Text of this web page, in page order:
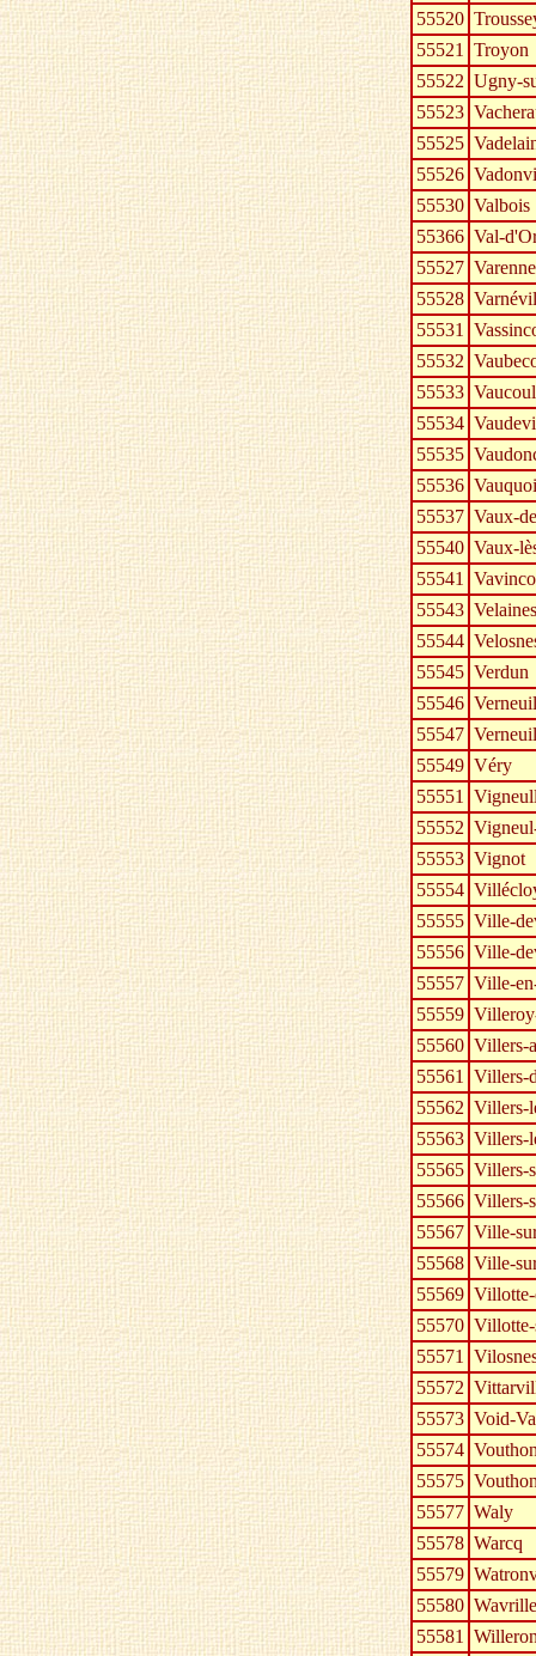
55520
55521 Troyon
55522 Ugny-
55523
55525
55526
55530 Valbois
55366 Val-
55527
55528
55531
55532
55533
55534
55535
55536
55537 Vaux-
55540 Vaux-
55541
55543 Velaines
55544
55545 Verdun
55546
55547
55549 Véry
55551
55552
55553 Vignot
55554
55555 Ville-
55556 Ville-
55557 Ville-
55559
55560 Villers-
55561 Villers-
55562 Villers-
55563 Villers-
55565 Villers-
55566 Villers-
55567 Ville-
55568 Ville-
55569
55570
55571
55572
55573 Void-
55574
55575
55577 Waly
55578 Warcq
55579
55580 Wavrille
55581